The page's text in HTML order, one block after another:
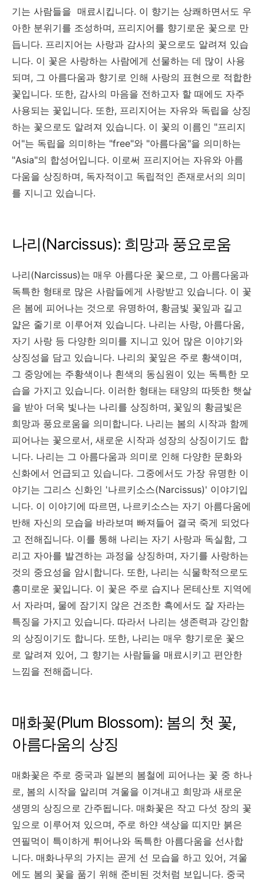
기는 사람들을 매료시킵니다. 이 향기는 상쾌하면서도 우
아한 분위기를 조성하며, 프리지어를 향기로운 꽃으로 만
듭니다. 프리지어는 사랑과 감사의 꽃으로도 알려져 있습
니다. 이 꽃은 사랑하는 사람에게 선물하는 데 많이 사용
되며, 그 아름다움과 향기로 인해 사랑의 표현으로 적합한
꽃입니다. 또한, 감사의 마음을 전하고자 할 때에도 자주
사용되는 꽃입니다. 또한, 프리지어는 자유와 독립을 상징
하는 꽃으로도 알려져 있습니다. 이 꽃의 이름인 "프리지
어"는 독립을 의미하는 "free"와 "아름다움"을 의미하는
"Asia"의 합성어입니다. 이로써 프리지어는 자유와 아름
다움을 상징하며, 독자적이고 독립적인 존재로서의 의미
를 지니고 있습니다.
나리(Narcissus): 희망과 풍요로움
나리(Narcissus)는 매우 아름다운 꽃으로, 그 아름다움과
독특한 형태로 많은 사람들에게 사랑받고 있습니다. 이 꽃
은 봄에 피어나는 것으로 유명하여, 황금빛 꽃잎과 길고
얇은 줄기로 이루어져 있습니다. 나리는 사랑, 아름다움,
자기 사랑 등 다양한 의미를 지니고 있어 많은 이야기와
상징성을 담고 있습니다. 나리의 꽃잎은 주로 황색이며,
그 중앙에는 주황색이나 흰색의 동심원이 있는 독특한 모
습을 가지고 있습니다. 이러한 형태는 태양의 따뜻한 햇살
을 받아 더욱 빛나는 나리를 상징하며, 꽃잎의 황금빛은
희망과 풍요로움을 의미합니다. 나리는 봄의 시작과 함께
피어나는 꽃으로서, 새로운 시작과 성장의 상징이기도 합
니다. 나리는 그 아름다움과 의미로 인해 다양한 문화와
신화에서 언급되고 있습니다. 그중에서도 가장 유명한 이
야기는 그리스 신화인 '나르키소스(Narcissus)' 이야기입
니다. 이 이야기에 따르면, 나르키소스는 자기 아름다움에
반해 자신의 모습을 바라보며 빠져들어 결국 죽게 되었다
고 전해집니다. 이를 통해 나리는 자기 사랑과 독실함, 그
리고 자아를 발견하는 과정을 상징하며, 자기를 사랑하는
것의 중요성을 암시합니다. 또한, 나리는 식물학적으로도
흥미로운 꽃입니다. 이 꽃은 주로 습지나 몬테산토 지역에
서 자라며, 물에 잠기지 않은 건조한 흑에서도 잘 자라는
특징을 가지고 있습니다. 따라서 나리는 생존력과 강인함
의 상징이기도 합니다. 또한, 나리는 매우 향기로운 꽃으
로 알려져 있어, 그 향기는 사람들을 매료시키고 편안한
느낌을 전해줍니다.
매화꽃(Plum Blossom): 봄의 첫 꽃,
아름다움의 상징
매화꽃은 주로 중국과 일본의 봄철에 피어나는 꽃 중 하나
로, 봄의 시작을 알리며 겨울을 이겨내고 희망과 새로운
생명의 상징으로 간주됩니다. 매화꽃은 작고 다섯 장의 꽃
잎으로 이루어져 있으며, 주로 하얀 색상을 띠지만 붉은
연필먹이 특이하게 튀어나와 독특한 아름다움을 선사합
니다. 매화나무의 가지는 곧게 선 모습을 하고 있어, 겨울
에도 봄의 꽃을 품기 위해 준비된 것처럼 보입니다. 중국